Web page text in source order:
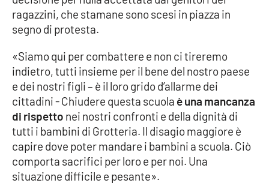
Cultura
Economia e Lavoro
Politica
Sanità
Società
Sport
ragazzini, che stamane sono scesi in piazza in
segno di protesta.
«Siamo qui per combattere e non ci tireremo
indietro, tutti insieme per il bene del nostro paese
e dei nostri figli – è il loro grido d’allarme dei
cittadini - Chiudere questa scuola è una mancanza
di rispetto nei nostri confronti e della dignità di
tutti i bambini di Grotteria. Il disagio maggiore è
capire dove poter mandare i bambini a scuola. Ciò
comporta sacrifici per loro e per noi. Una
situazione difficile e pesante».